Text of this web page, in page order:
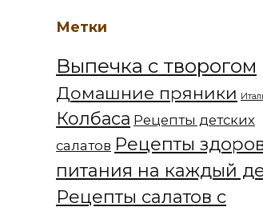
Метки
Выпечка с творогом
Домашние пряники
Колбаса Рецепты детских
салатов Рецепты
питания на каждый
Рецепты салатов с